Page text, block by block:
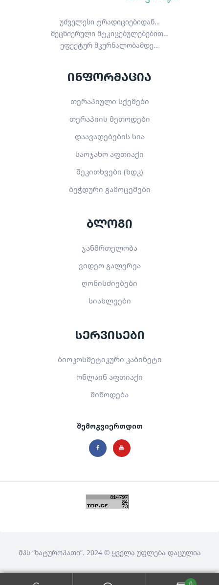
უძველესი ტრადიციებიდან…
მეცნიერული მტკიცებულებებით…
ეფექტურ მკურნალობამდე…
ინფორმაცია
თერაპიული სქემები
თერაპიის მეთოდები
დაავადებების სია
საოჯახო აფთიაქი
შეკითხვები (ხდკ)
ბეჭდური გამოცემები
ბლოგი
ჯანმრთელობა
ვიდეო გალერეა
ღონისძიებები
სიახლეები
სერვისები
ბიოკოსმეტიკური კაბინეტი
ონლაინ აფთიაქი
მიწოდება
შემოგვიერთდით
შპს “ნატუროპათი”. 2024 © ყველა უფლება დაცულია